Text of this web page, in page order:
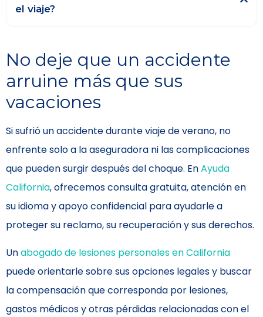
el viaje?
No deje que un accidente
arruine más que sus
vacaciones
Si sufrió un accidente durante viaje de verano, no
enfrente solo a la aseguradora ni las complicaciones
que pueden surgir después del choque. EnAyuda
California, ofrecemos consulta gratuita, atención en
su idioma y apoyo confidencial para ayudarle a
proteger su reclamo, su recuperación y sus derechos.
Unabogado de lesiones personales en California
puede orientarle sobre sus opciones legales y buscar
la compensación que corresponda por lesiones,
gastos médicos y otras pérdidas relacionadas con el